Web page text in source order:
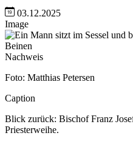
03.12.2025
Image
Nachweis
Foto: Matthias Petersen
Caption
Blick zurück: Bischof Franz
Priesterweihe.